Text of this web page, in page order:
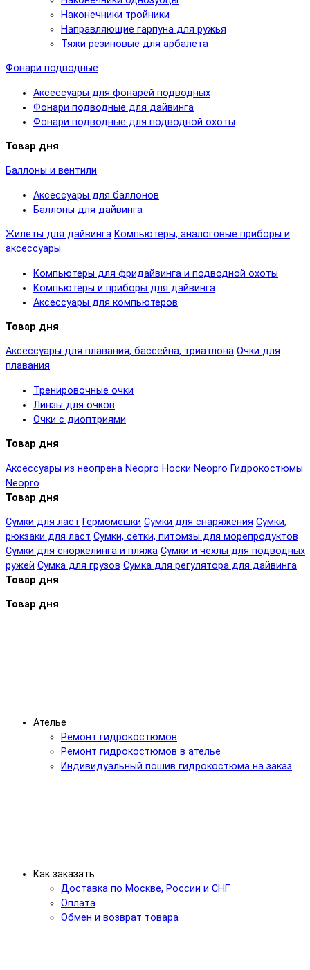
Наконечники тройники
Направляющие гарпуна для ружья
Тяжи резиновые для арбалета
Фонари подводные
Аксессуары для фонарей подводных
Фонари подводные для дайвинга
Фонари подводные для подводной охоты
Товар дня
Баллоны и вентили
Аксессуары для баллонов
Баллоны для дайвинга
Жилеты для дайвинга Компьютеры, аналоговые приборы и
аксессуары
Компьютеры для фридайвинга и подводной охоты
Компьютеры и приборы для дайвинга
Аксессуары для компьютеров
Товар дня
Аксессуары для плавания, бассейна, триатлона Очки для
плавания
Тренировочные очки
Линзы для очков
Очки с диоптриями
Товар дня
Аксессуары из неопрена Neopro Носки Neopro Гидрокостюмы
Neopro
Товар дня
Сумки для ласт Гермомешки Сумки для снаряжения Сумки,
рюкзаки для ласт Сумки, сетки, питомзы для морепродуктов
Сумки для сноркелинга и пляжа Сумки и чехлы для подводных
ружей Сумка для грузов Сумка для регулятора для дайвинга
Товар дня
Товар дня
Ателье
Ремонт гидрокостюмов
Ремонт гидрокостюмов в ателье
Индивидуальный пошив гидрокостюма на заказ
Как заказать
Доставка по Москве, России и СНГ
Оплата
Обмен и возврат товара